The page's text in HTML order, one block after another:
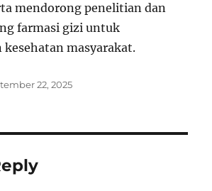
mendorong penelitian dan
farmasi gizi untuk
masyarakat.
22, 2025